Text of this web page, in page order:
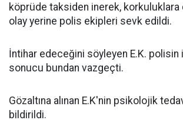
köprüde taksiden inerek, korkuluklara
olay yerine polis ekipleri sevk edildi.
İntihar edeceğini söyleyen E.K. polisin
sonucu bundan vazgeçti.
Gözaltına alınan E.K'nin psikolojik
bildirildi.